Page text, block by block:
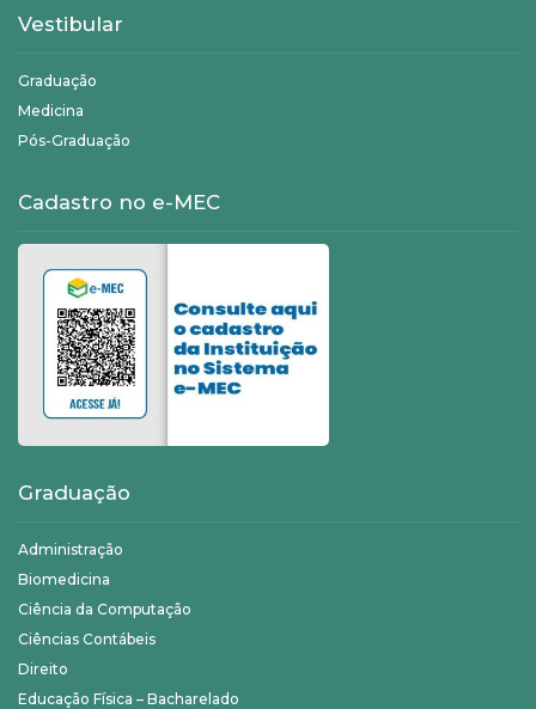
Vestibular
Graduação
Medicina
Pós-Graduação
Cadastro no e-MEC
Graduação
Administração
Biomedicina
Ciência da Computação
Ciências Contábeis
Direito
Educação Física – Bacharelado